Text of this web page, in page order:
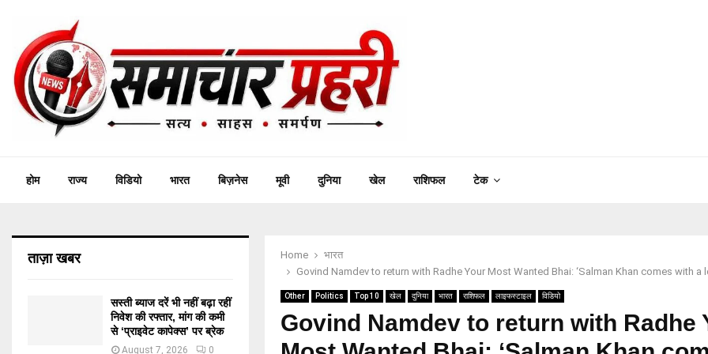
होम राज्य विडियो भारत बिज़नेस मूवी दुनिया खेल राशिफल टेक
Home
भारत
Govind Namdev to return with Radhe Your Most Wanted Bhai: ‘Salman Khan comes with a
Other Politics Top 10 खेल दुनिया भारत राशिफल लाइफस्टाइल विडियो
Govind Namdev to return with Radhe
ताज़ा खबर
सस्ती ब्याज दरें भी नहीं बढ़ा रहीं
निवेश की रफ्तार, मांग की कमी
से ‘प्राइवेट कापेक्स’ पर ब्रेक
August 7, 2026 0